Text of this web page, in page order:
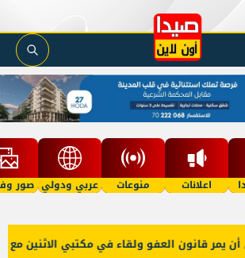
اعلانات منوعات عربي ودولي صور
قانون العفو ولقاء في مكتبي الاثنين مع